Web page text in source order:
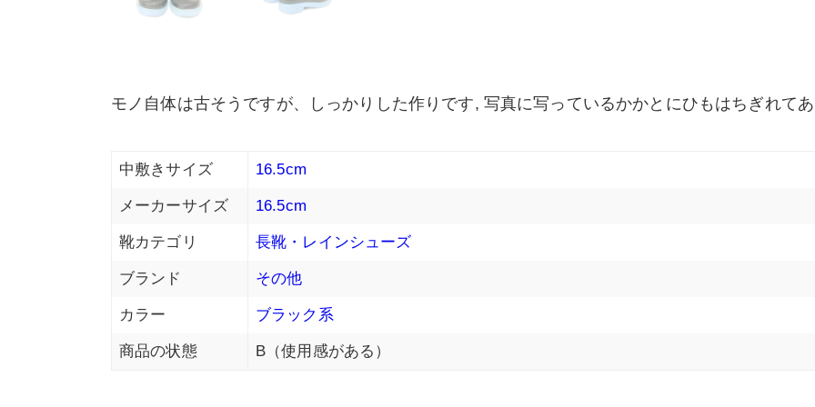
モノ自体は古そうですが、しっかりした作りです, 写真に写っているかかとにひもはちぎれて
中敷きサイズ 16.5cm
メーカーサイズ 16.5cm
靴カテゴリ 長靴・レインシューズ
ブランド その他
カラー ブラック系
商品の状態 B（使用感がある）